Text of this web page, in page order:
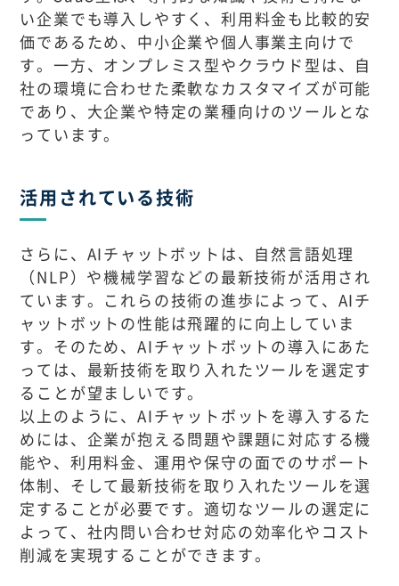
い企業でも導入しやすく、利用料金も比較的安
価であるため、中小企業や個人事業主向けで
す。一方、オンプレミス型やクラウド型は、自
社の環境に合わせた柔軟なカスタマイズが可能
であり、大企業や特定の業種向けのツールとな
っています。
活用されている技術
さらに、AIチャットボットは、自然言語処理
（NLP）や機械学習などの最新技術が活用され
ています。これらの技術の進歩によって、AIチ
ャットボットの性能は飛躍的に向上していま
す。そのため、AIチャットボットの導入にあた
っては、最新技術を取り入れたツールを選定す
ることが望ましいです。
以上のように、AIチャットボットを導入するた
めには、企業が抱える問題や課題に対応する機
能や、利用料金、運用や保守の面でのサポート
体制、そして最新技術を取り入れたツールを選
定することが必要です。適切なツールの選定に
よって、社内問い合わせ対応の効率化やコスト
削減を実現することができます。